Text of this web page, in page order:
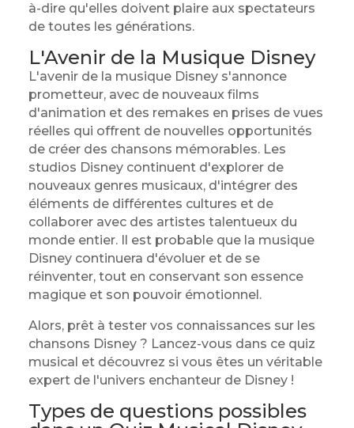
à-dire qu'elles doivent plaire aux spectateurs
de toutes les générations.
L'Avenir de la Musique Disney
L'avenir de la musique Disney s'annonce
prometteur, avec de nouveaux films
d'animation et des remakes en prises de vues
réelles qui offrent de nouvelles opportunités
de créer des chansons mémorables. Les
studios Disney continuent d'explorer de
nouveaux genres musicaux, d'intégrer des
éléments de différentes cultures et de
collaborer avec des artistes talentueux du
monde entier. Il est probable que la musique
Disney continuera d'évoluer et de se
réinventer, tout en conservant son essence
magique et son pouvoir émotionnel.
Alors, prêt à tester vos connaissances sur les
chansons Disney ? Lancez-vous dans ce quiz
musical et découvrez si vous êtes un véritable
expert de l'univers enchanteur de Disney !
Types de questions possibles